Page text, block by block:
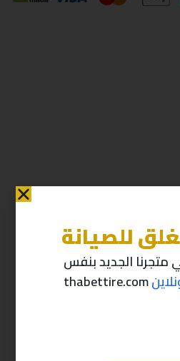
ذات صله
-10%
للصيانة
الجديد بنفس
thabettire.com